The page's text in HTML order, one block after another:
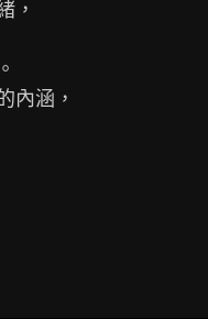
，
內涵，